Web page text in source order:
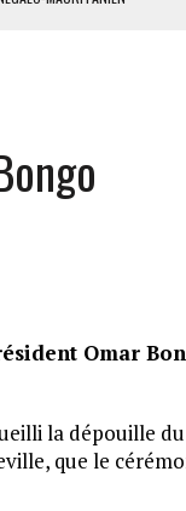
Omar
la dépouille
que le